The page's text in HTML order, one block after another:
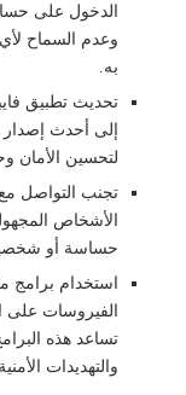
الدخول على
وعدم السماح
به.
تحديث تطبيق
إلى أحدث
لتحسين الأمان
تجنب التواصل
الأشخاص
حساسة أو
استخدام برامج
الفيروسات على
تساعد هذه
والتهديدات